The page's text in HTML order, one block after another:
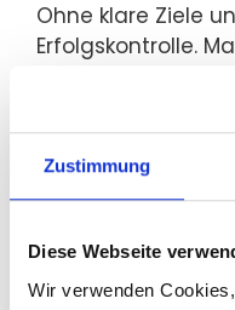
Zustimmung
Diese Webseite
Wir verwenden
Ohne klare Ziele
Erfolgskontrolle.
Nur so kann
Maßnahmen
Beginn an